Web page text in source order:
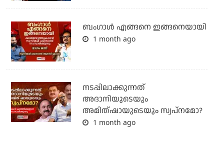
ബം​ഗാൾ എങ്ങനെ ഇങ്ങനെയായി
1 month ago
നടപ്പിലാക്കുന്നത്
അദാനിയുടെയും
അമിത്ഷായുടെയും സ്വപ്നമോ?
1 month ago